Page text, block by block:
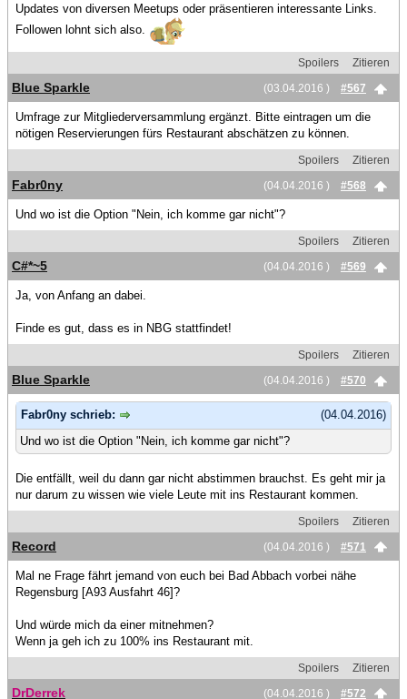
Updates von diversen Meetups oder präsentieren interessante Links.
Followen lohnt sich also.
Spoilers
Zitieren
(03.04.2016 )
#567
Blue Sparkle
Umfrage zur Mitgliederversammlung ergänzt. Bitte eintragen um die
nötigen Reservierungen fürs Restaurant abschätzen zu können.
Spoilers
Zitieren
(04.04.2016 )
#568
Fabr0ny
Und wo ist die Option "Nein, ich komme gar nicht"?
Spoilers
Zitieren
(04.04.2016 )
#569
C#*~5
Ja, von Anfang an dabei.
Finde es gut, dass es in NBG stattfindet!
Spoilers
Zitieren
(04.04.2016 )
#570
Blue Sparkle
(04.04.2016)
Fabr0ny schrieb:
Und wo ist die Option "Nein, ich komme gar nicht"?
Die entfällt, weil du dann gar nicht abstimmen brauchst. Es geht mir ja
nur darum zu wissen wie viele Leute mit ins Restaurant kommen.
Spoilers
Zitieren
(04.04.2016 )
#571
Record
Mal ne Frage fährt jemand von euch bei Bad Abbach vorbei nähe
Regensburg [A93 Ausfahrt 46]?
Und würde mich da einer mitnehmen?
Wenn ja geh ich zu 100% ins Restaurant mit.
Spoilers
Zitieren
(04.04.2016 )
#572
DrDerrek